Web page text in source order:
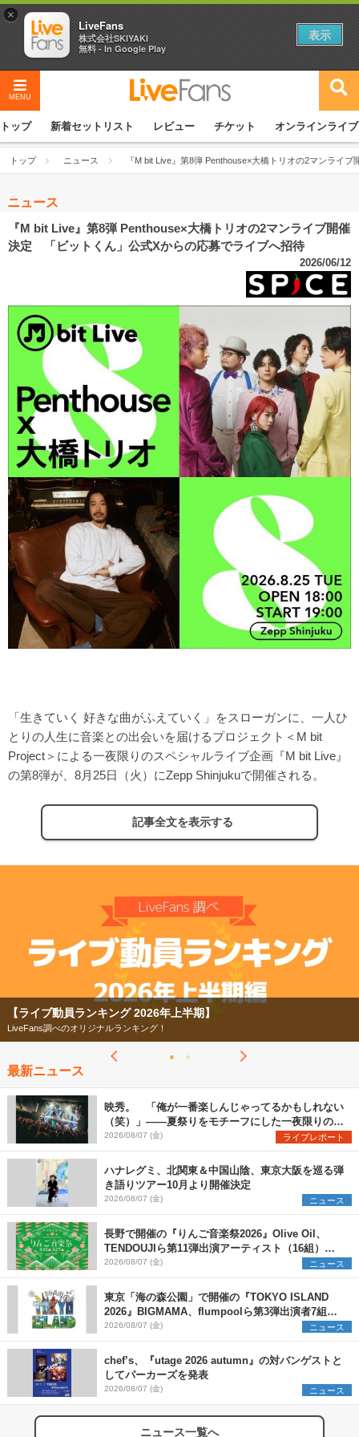
MENU
トップ 新着セットリスト レビュー チケット オンラインライブ
トップ ニュース 『M bit Live』第8弾 Penthouse×大橋トリオの2マンライ
ニュース
『M bit Live』第8弾 Penthouse×大橋トリオの2マンライブ開催
決定 「ビットくん」公式Xからの応募でライブへ招待
2026/06/12
「生きていく 好きな曲がふえていく」をスローガンに、一人ひ
とりの人生に音楽との出会いを届けるプロジェクト＜M bit
Project＞による一夜限りのスペシャルライブ企画『M bit Live』
の第8弾が、8月25日（火）にZepp Shinjukuで開催される。
記事全文を表示する
【ライブ動員ランキング 2026年上半期】
LiveFans調べのオリジナルランキング！
最新ニュース
映秀。 「俺が一番楽しんじゃってるかもしれない
（笑）」――夏祭りをモチーフにした一夜限りのス
ペシャルライブ『色祭』レポート
2026/08/07 (金) ライブレポート
ハナレグミ、北関東＆中国山陰、東京大阪を巡る弾
き語りツアー10月より開催決定
2026/08/07 (金) ニュース
長野で開催の『りんご音楽祭2026』Olive Oil、
TENDOUJIら第11弾出演アーティスト（16組）を
発表
2026/08/07 (金) ニュース
東京「海の森公園」で開催の『TOKYO ISLAND
2026』BIGMAMA、flumpoolら第3弾出演者7組を
発表 ワークショップ・アート出展者を募集
2026/08/07 (金) ニュース
chef’s、『utage 2026 autumn』の対バンゲストと
してパーカーズを発表
2026/08/07 (金) ニュース
ニュース一覧へ
×
LiveFans
株式会社SKIYAKI
無料 - In Google Play
表示